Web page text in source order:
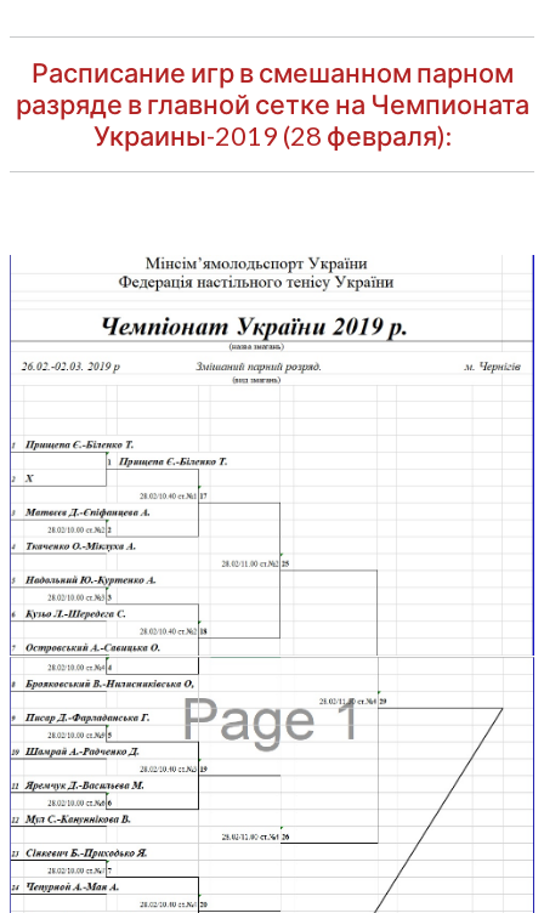
Расписание игр в смешанном парном
разряде в главной сетке на Чемпионата
Украины-2019 (28 февраля):